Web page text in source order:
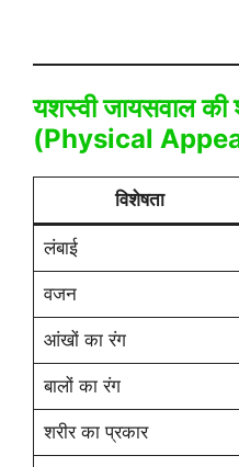
यशस्वी जायसवाल की
(Physical
विशेषता
लंबाई
वजन
आंखों का रंग
बालों का रंग
शरीर का प्रकार